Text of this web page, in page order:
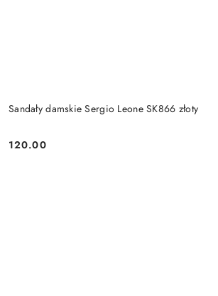
Sandały damskie Sergio Leone SK866 złoty
Cena:
120.00